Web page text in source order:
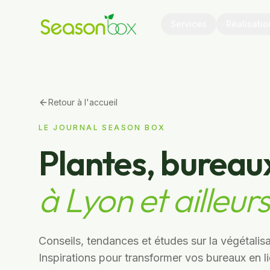
Retour à l'accueil
LE JOURNAL SEASON BOX
Plantes,
à Lyon et
Conseils, tendances et études sur la
Inspirations pour transformer vos bureaux en